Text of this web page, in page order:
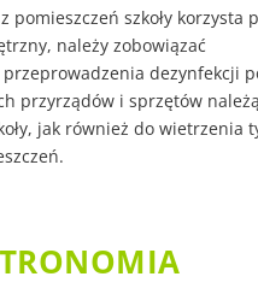
z pomieszczeń szkoły korzysta
należy zobowiązać
przeprowadzenia dezynfekcji
przyrządów i sprzętów
jak również do wietrzenia